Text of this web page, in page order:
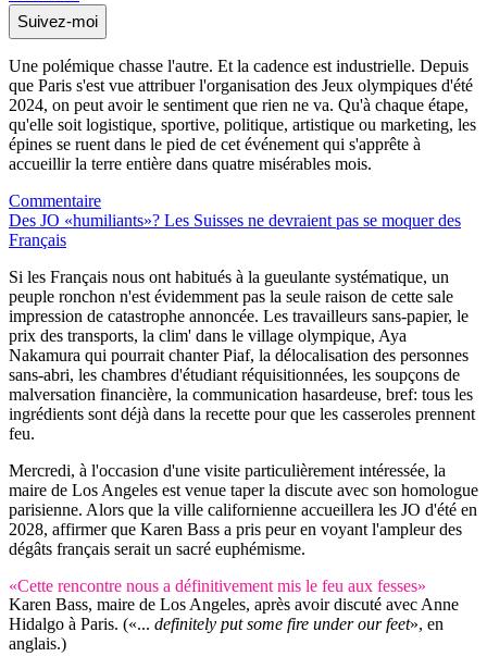
Suivez-moi
Une polémique chasse l'autre. Et la cadence est industrielle. Depuis
que Paris s'est vue attribuer l'organisation des Jeux olympiques d'été
2024, on peut avoir le sentiment que rien ne va. Qu'à chaque étape,
qu'elle soit logistique, sportive, politique, artistique ou marketing, les
épines se ruent dans le pied de cet événement qui s'apprête à
accueillir la terre entière dans quatre misérables mois.
Commentaire
Des JO «humiliants»? Les Suisses ne devraient pas se moquer des
Français
Si les Français nous ont habitués à la gueulante systématique, un
peuple ronchon n'est évidemment pas la seule raison de cette sale
impression de catastrophe annoncée. Les travailleurs sans-papier, le
prix des transports, la clim' dans le village olympique, Aya
Nakamura qui pourrait chanter Piaf, la délocalisation des personnes
sans-abri, les chambres d'étudiant réquisitionnées, les soupçons de
malversation financière, la communication hasardeuse, bref: tous les
ingrédients sont déjà dans la recette pour que les casseroles prennent
feu.
Mercredi, à l'occasion d'une visite particulièrement intéressée, la
maire de Los Angeles est venue taper la discute avec son homologue
parisienne. Alors que la ville californienne accueillera les JO d'été en
2028, affirmer que Karen Bass a pris peur en voyant l'ampleur des
dégâts français serait un sacré euphémisme.
«Cette rencontre nous a définitivement mis le feu aux fesses»
Karen Bass, maire de Los Angeles, après avoir discuté avec Anne
Hidalgo à Paris. («... definitely put some fire under our feet», en
anglais.)